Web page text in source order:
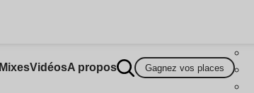
MixesVidéosA propos Gagnez vos places